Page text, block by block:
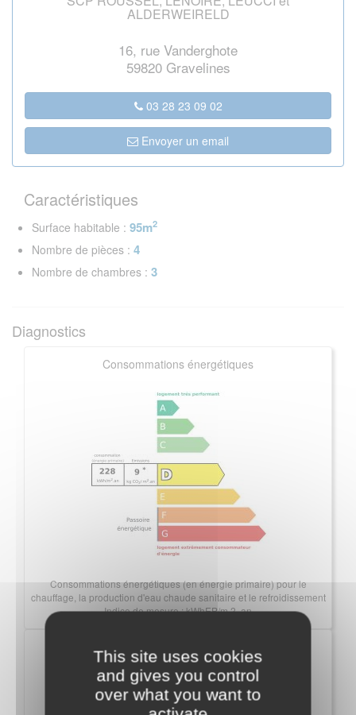
ALDERWEIRELD
16, rue Vanderghote
59820 Gravelines
03 28 23 09 02
Envoyer un email
Caractéristiques
Surface habitable : 95m2
Nombre de pièces : 4
Nombre de chambres : 3
Diagnostics
Consommations énergétiques
Consommations énergétiques (en énergie primaire) pour le
chauffage, la production d'eau chaude sanitaire et le refroidissement
Indice de mesure : kWhEP/m 2 .an
Émissions de gaz à effet de serre
This site uses cookies
and gives you control
over what you want to